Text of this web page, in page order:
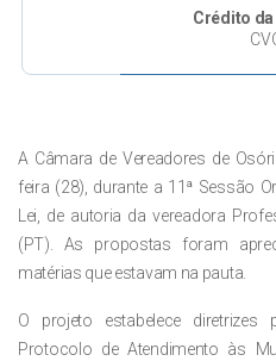
Crédito
A Câmara de Vereadores de
feira (28), durante a 11ª Sessão
Lei, de autoria da vereadora
(PT). As propostas foram
matérias que estavam na pauta.
O projeto estabelece
Protocolo de Atendimento às